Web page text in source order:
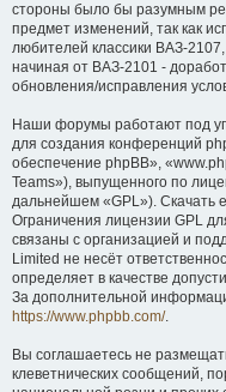
стороны было бы разумным
предмет изменений, так как
любителей классики ВАЗ-
начиная от ВАЗ-2101 -
обновления/исправления
Наши форумы работают под
для создания конференций
обеспечение phpBB»,
Teams»), выпущенного по
дальнейшем «GPL»). Скачать
Ограничения лицензии GPL
связаны с организацией и
Limited не несёт
определяет в качестве
За дополнительной
https://www.phpbb.com/.
Вы соглашаетесь не
клеветнических сообщений,